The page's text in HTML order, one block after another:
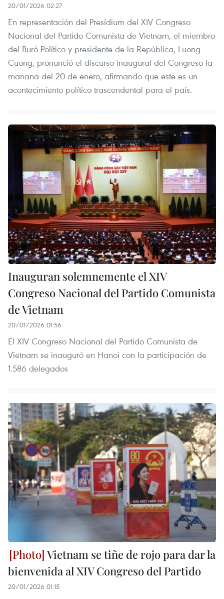
20/01/2026 02:27
En representación del Presídium del XIV Congreso
Nacional del Partido Comunista de Vietnam, el miembro
del Buró Político y presidente de la República, Luong
Cuong, pronunció el discurso inaugural del Congreso la
mañana del 20 de enero, afirmando que este es un
acontecimiento político trascendental para el país.
Inauguran solemnemente el XIV
Congreso Nacional del Partido Comunista
de Vietnam
20/01/2026 01:56
El XIV Congreso Nacional del Partido Comunista de
Vietnam se inauguró en Hanoi con la participación de
1.586 delegados
Vietnam se tiñe de rojo para dar la
bienvenida al XIV Congreso del Partido
20/01/2026 01:15